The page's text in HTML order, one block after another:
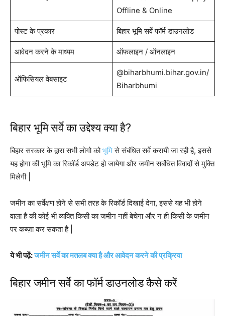
Offline & Online
पोस्ट के प्रकार बिहार भूमि सर्वे फॉर्म डाउनलोड
आवेदन करने के माध्यम ऑफलाइन / ऑनलाइन
ऑफिसियल वेबसाइट
@biharbhumi.bihar.gov.in/
Biharbhumi
बिहार भूमि सर्वे का उद्देश्य क्या है?
बिहार सरकार के द्वारा सभी लोगो कोभूमिसे संबंधित सर्वे करायी जा रही है, इससे
यह होगा की भूमि का रिकॉर्ड अपडेट हो जायेगा और जमीन सबंधित विवादों से मुक्ति
मिलेगी |
जमीन का सर्वेक्षण होने से सभी तरह के रिकॉर्ड दिखाई देगा, इससे यह भी होने
वाला है की कोई भी व्यक्ति किसी का जमीन नहीं बेचेगा और न ही किसी के जमीन
पर कब्ज़ा कर सकता है |
ये भी पढ़ें:जमीन सर्वे का मतलब क्या है और आवेदन करने की प्रक्रिया
बिहार जमीन सर्वे का फॉर्म डाउनलोड कैसे करें